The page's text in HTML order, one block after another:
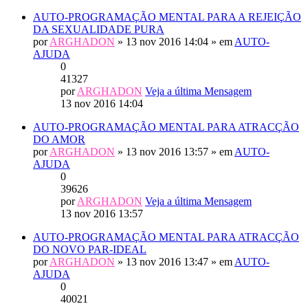
AUTO-PROGRAMAÇÃO MENTAL PARA A REJEIÇÃO
DA SEXUALIDADE PURA
porARGHADON » 13 nov 2016 14:04 » em AUTO-
AJUDA
0
41327
porARGHADON Veja a última Mensagem
13 nov 2016 14:04
AUTO-PROGRAMAÇÃO MENTAL PARA ATRACÇÃO
DO AMOR
porARGHADON » 13 nov 2016 13:57 » em AUTO-
AJUDA
0
39626
porARGHADON Veja a última Mensagem
13 nov 2016 13:57
AUTO-PROGRAMAÇÃO MENTAL PARA ATRACÇÃO
DO NOVO PAR-IDEAL
porARGHADON » 13 nov 2016 13:47 » em AUTO-
AJUDA
0
40021